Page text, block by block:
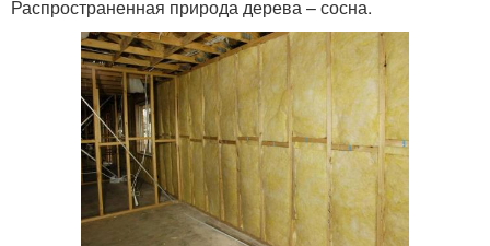
Распространенная природа дерева – сосна.